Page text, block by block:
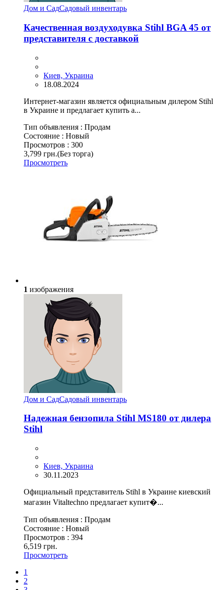
Дом и СадСадовый инвентарь
Качественная воздуходувка Stihl BGA 45 от
представителя с доставкой
Киев, Украина
18.08.2024
Интернет-магазин является официальным дилером Stihl
в Украине и предлагает купить а...
Тип объявления : Продам
Состояние : Новый
Просмотров : 300
3,799 грн.(Без торга)
Просмотреть
1 изображения
Дом и СадСадовый инвентарь
Надежная бензопила Stihl MS180 от дилера
Stihl
Киев, Украина
30.11.2023
Официальный представитель Stihl в Украине киевский
магазин Vitaltechno предлагает купит�...
Тип объявления : Продам
Состояние : Новый
Просмотров : 394
6,519 грн.
Просмотреть
1
2